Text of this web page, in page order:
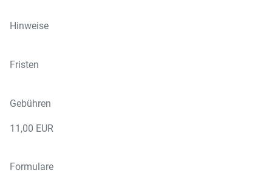
Hinweise
Fristen
Gebühren
11,00 EUR
Formulare